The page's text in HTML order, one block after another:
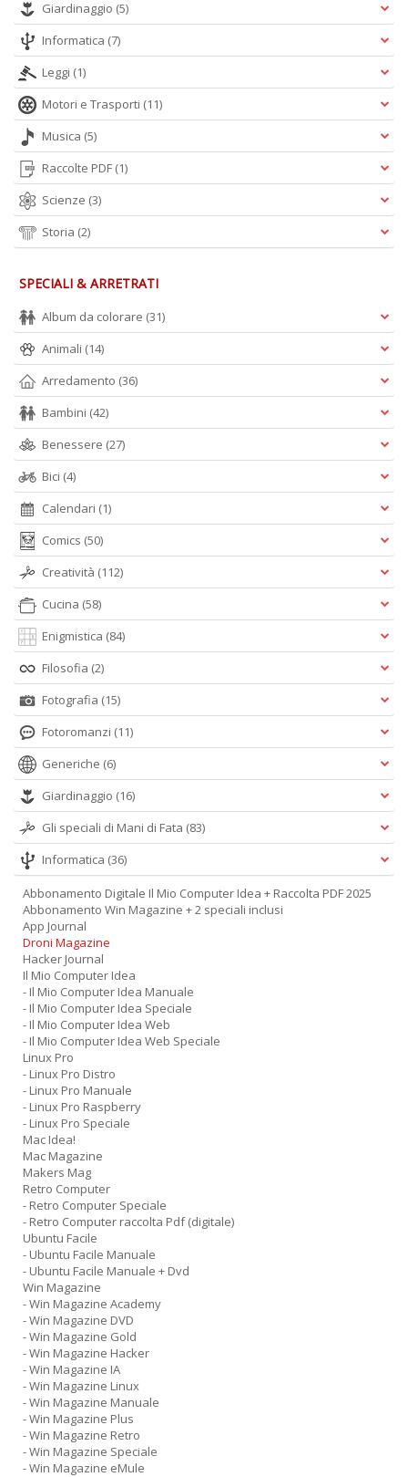
Giardinaggio (5)
Informatica (7)
Leggi (1)
Motori e Trasporti (11)
Musica (5)
Raccolte PDF (1)
Scienze (3)
Storia (2)
SPECIALI & ARRETRATI
Album da colorare (31)
Animali (14)
Arredamento (36)
Bambini (42)
Benessere (27)
Bici (4)
Calendari (1)
Comics (50)
Creatività (112)
Cucina (58)
Enigmistica (84)
Filosofia (2)
Fotografia (15)
Fotoromanzi (11)
Generiche (6)
Giardinaggio (16)
Gli speciali di Mani di Fata (83)
Informatica (36)
Abbonamento Digitale Il Mio Computer Idea + Raccolta PDF 2025
Abbonamento Win Magazine + 2 speciali inclusi
App Journal
Droni Magazine
Hacker Journal
Il Mio Computer Idea
- Il Mio Computer Idea Manuale
- Il Mio Computer Idea Speciale
- Il Mio Computer Idea Web
- Il Mio Computer Idea Web Speciale
Linux Pro
- Linux Pro Distro
- Linux Pro Manuale
- Linux Pro Raspberry
- Linux Pro Speciale
Mac Idea!
Mac Magazine
Makers Mag
Retro Computer
- Retro Computer Speciale
- Retro Computer raccolta Pdf (digitale)
Ubuntu Facile
- Ubuntu Facile Manuale
- Ubuntu Facile Manuale + Dvd
Win Magazine
- Win Magazine Academy
- Win Magazine DVD
- Win Magazine Gold
- Win Magazine Hacker
- Win Magazine IA
- Win Magazine Linux
- Win Magazine Manuale
- Win Magazine Plus
- Win Magazine Retro
- Win Magazine Speciale
- Win Magazine eMule